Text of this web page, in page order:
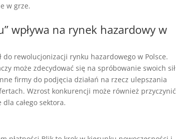
w grze.
wpływa na rynek hazardowy w
do rewolucjonizacji rynku hazardowego w Polsce.
może zdecydować się na spróbowanie swoich sił
firmy do podjęcia działań na rzecz ulepszania
Wzrost konkurencji może również przyczynić
całego sektora.